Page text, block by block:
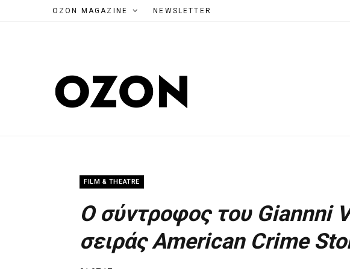
OZON MAGAZINE NEWSLETTER
FILM & THEATRE
Ο σύντροφος του Giannni
σειράς American Crime